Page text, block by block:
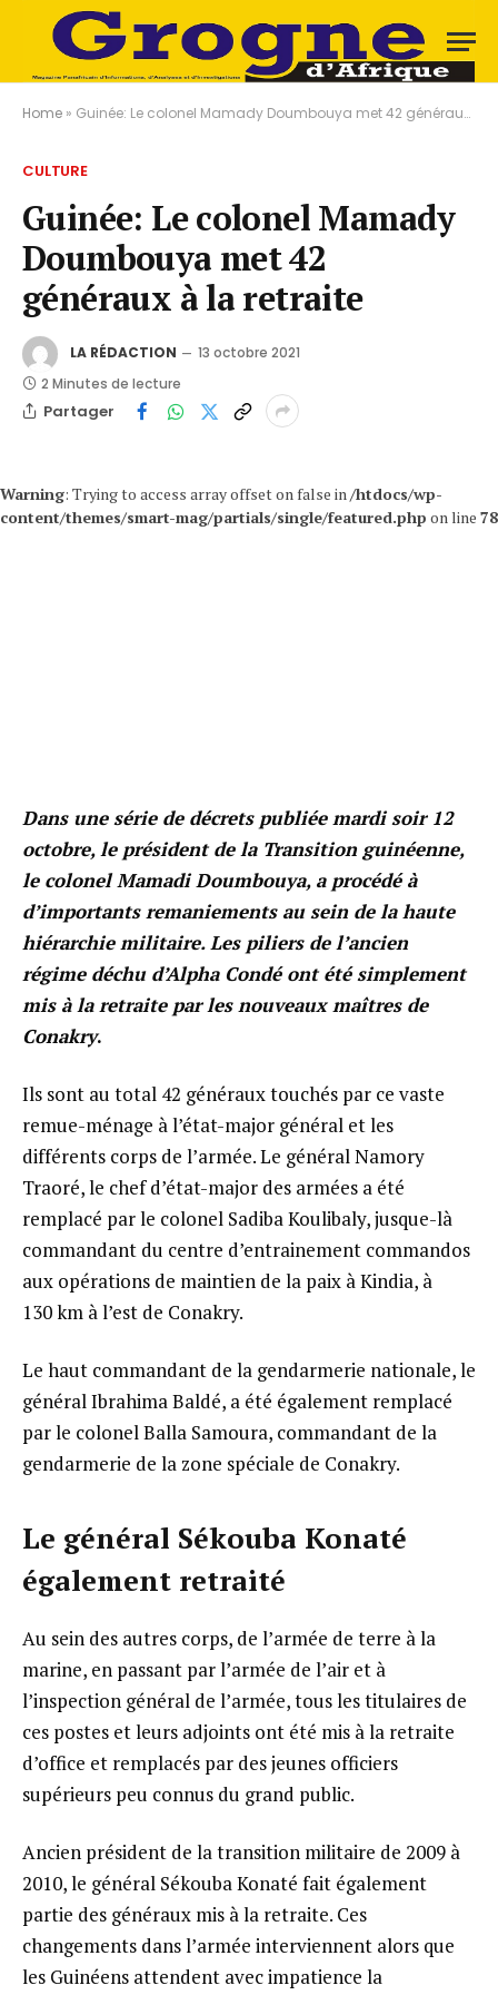
Home » Guinée: Le colonel Mamady Doumbouya met 42 généraux à la retraite
CULTURE
Guinée: Le colonel Mamady
Doumbouya met 42
généraux à la retraite
LA RÉDACTION
13 octobre 2021
2 Minutes de lecture
Partager
Warning: Trying to access array offset on false in/htdocs/wp-
content/themes/smart-mag/partials/single/featured.php on line 78
Dans une série de décrets publiée mardi soir 12
octobre, le président de la Transition guinéenne,
le colonel Mamadi Doumbouya, a procédé à
d’importants remaniements au sein de la haute
hiérarchie militaire. Les piliers de l’ancien
régime déchu d’Alpha Condé ont été simplement
mis à la retraite par les nouveaux maîtres de
Conakry.
Ils sont au total 42 généraux touchés par ce vaste
remue-ménage à l’état-major général et les
différents corps de l’armée. Le général Namory
Traoré, le chef d’état-major des armées a été
remplacé par le colonel Sadiba Koulibaly, jusque-là
commandant du centre d’entrainement commandos
aux opérations de maintien de la paix à Kindia, à
130 km à l’est de Conakry.
Le haut commandant de la gendarmerie nationale, le
général Ibrahima Baldé, a été également remplacé
par le colonel Balla Samoura, commandant de la
gendarmerie de la zone spéciale de Conakry.
Le général Sékouba Konaté
également retraité
Au sein des autres corps, de l’armée de terre à la
marine, en passant par l’armée de l’air et à
l’inspection général de l’armée, tous les titulaires de
ces postes et leurs adjoints ont été mis à la retraite
d’office et remplacés par des jeunes officiers
supérieurs peu connus du grand public.
Ancien président de la transition militaire de 2009 à
2010, le général Sékouba Konaté fait également
partie des généraux mis à la retraite. Ces
changements dans l’armée interviennent alors que
les Guinéens attendent avec impatience la